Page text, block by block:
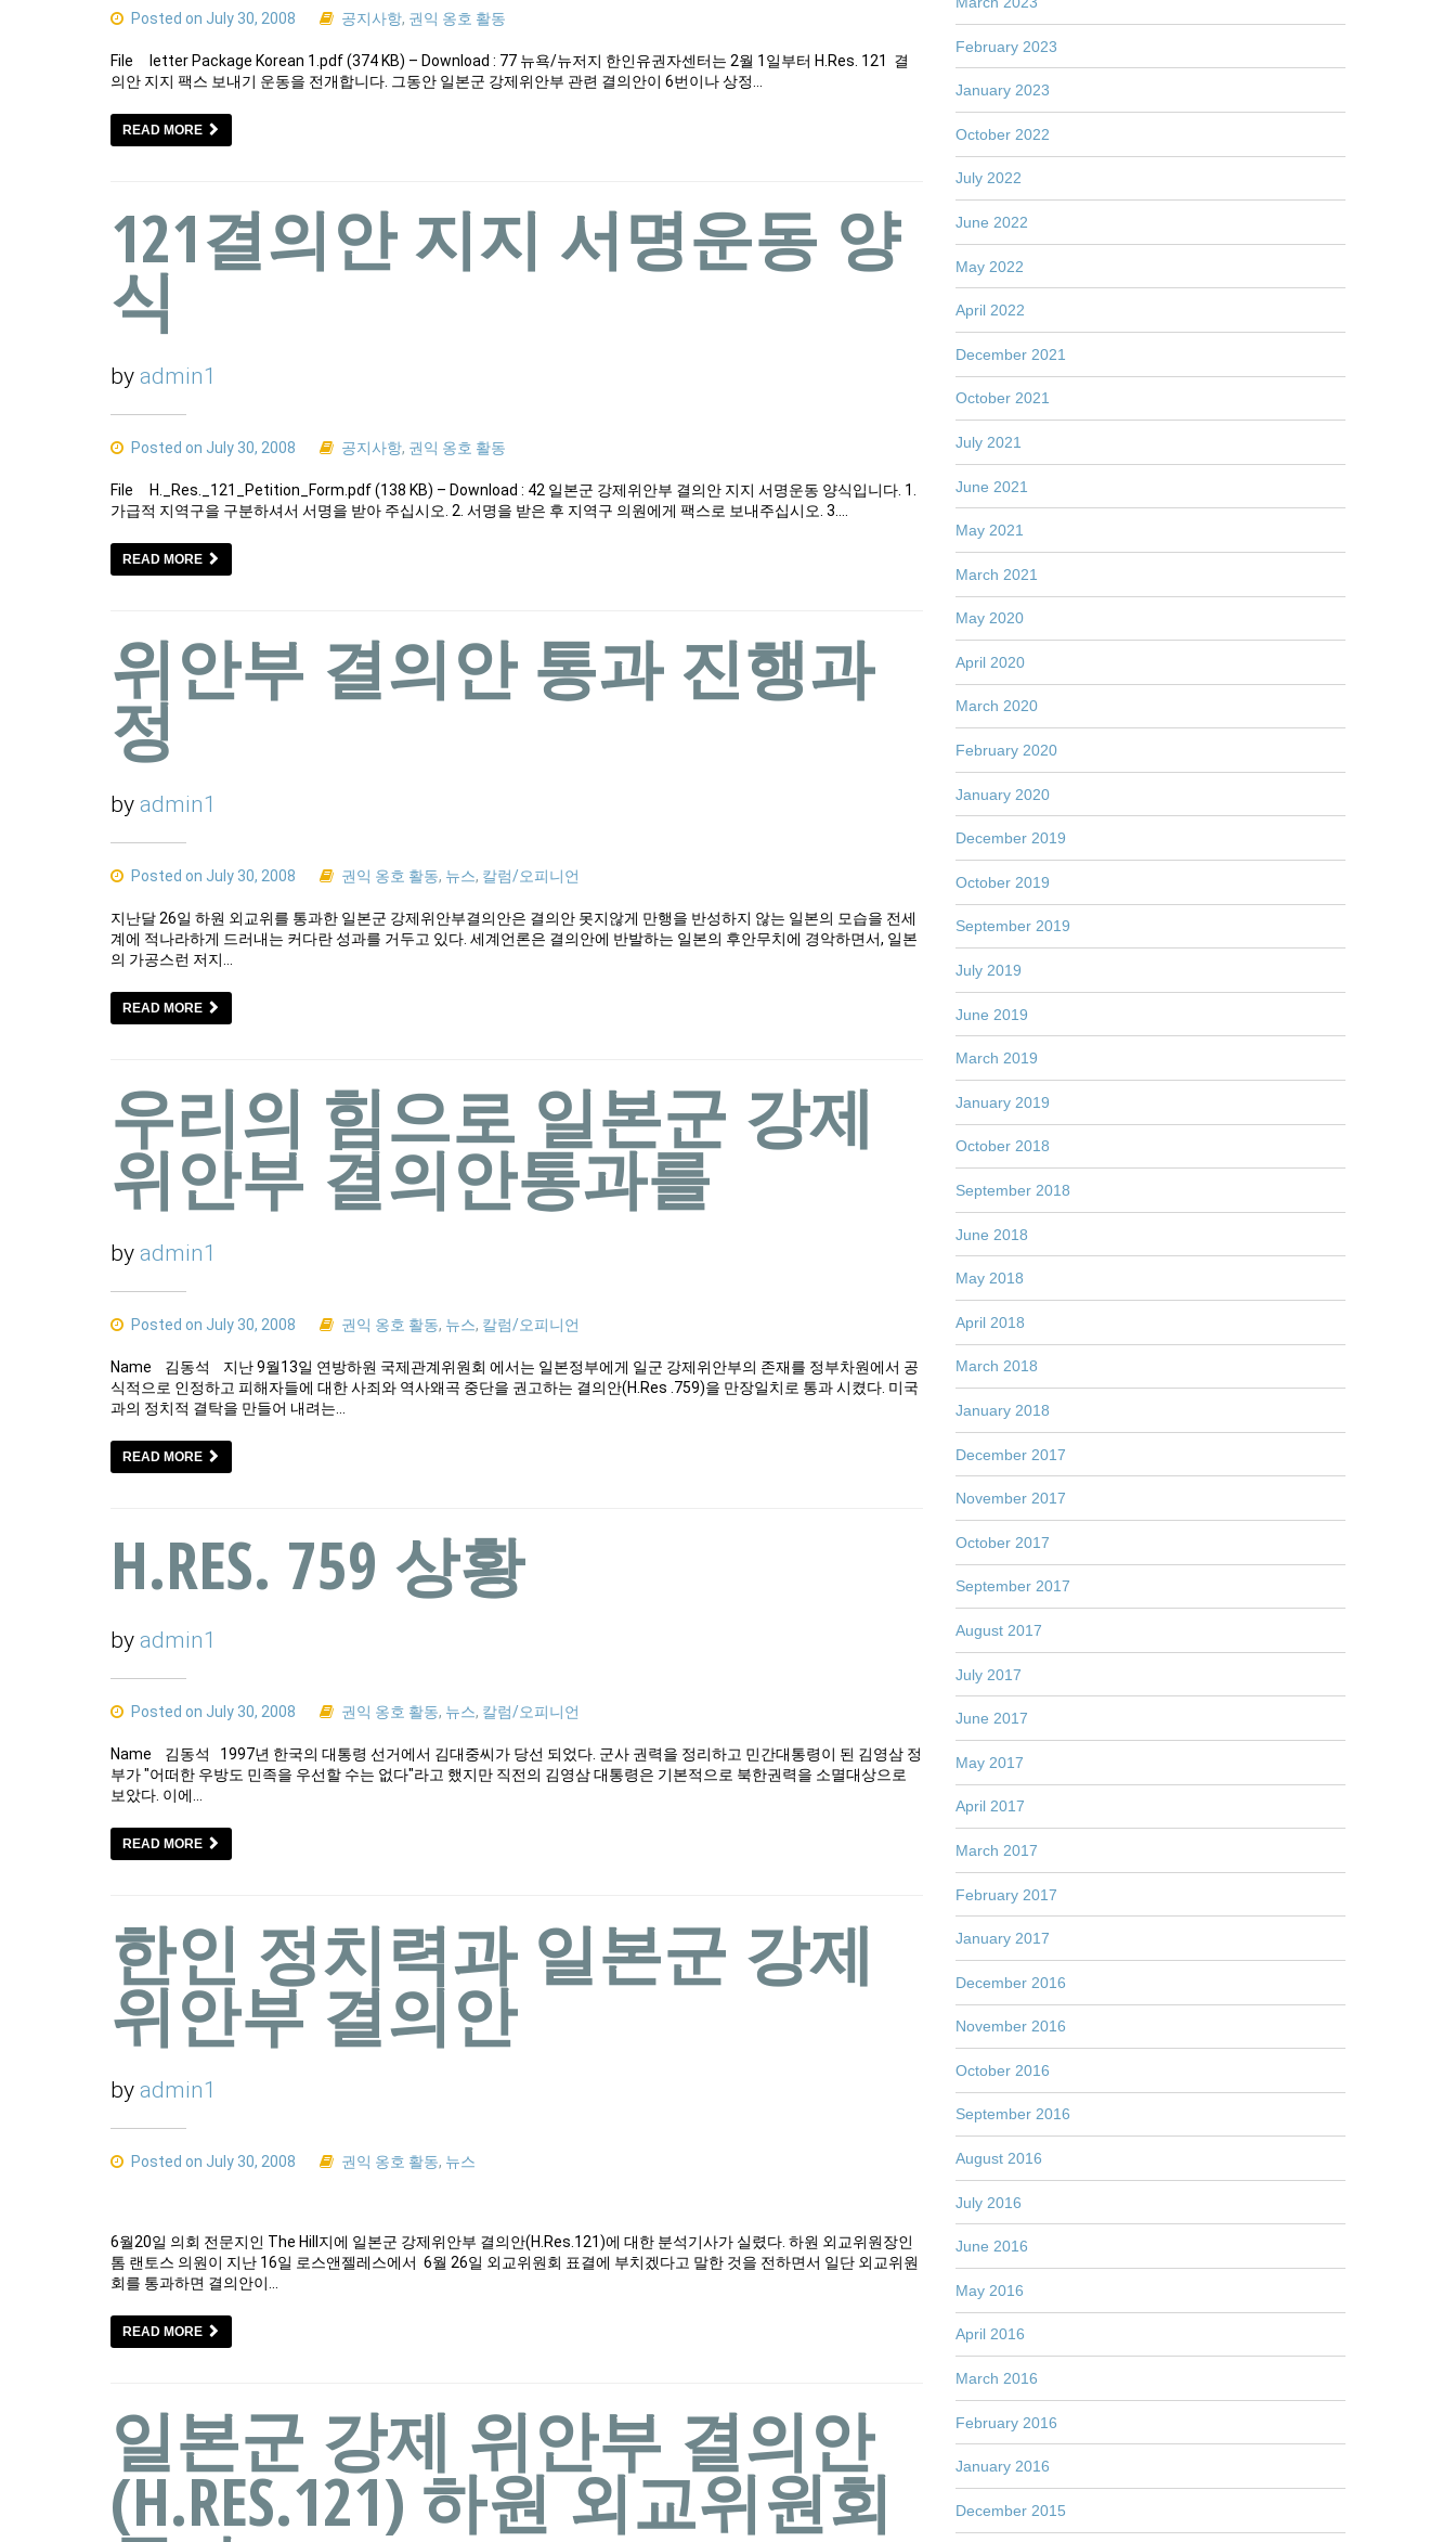
Posted on July 30, 2008 공지사항, 권익 옹호 활동
File letter Package Korean 1.pdf (374 KB) – Download : 77 뉴욕/뉴저지 한인유권자센터는 2월 1일부터 H.Res. 121 결
의안 지지 팩스 보내기 운동을 전개합니다. 그동안 일본군 강제위안부 관련 결의안이 6번이나 상정…
READ MORE
121결의안 지지 서명운동 양
식
by admin1
Posted on July 30, 2008 공지사항, 권익 옹호 활동
File H._Res._121_Petition_Form.pdf (138 KB) – Download : 42 일본군 강제위안부 결의안 지지 서명운동 양식입니다. 1.
가급적 지역구을 구분하셔서 서명을 받아 주십시오. 2. 서명을 받은 후 지역구 의원에게 팩스로 보내주십시오. 3.…
READ MORE
위안부 결의안 통과 진행과
정
by admin1
Posted on July 30, 2008 권익 옹호 활동, 뉴스, 칼럼/오피니언
지난달 26일 하원 외교위를 통과한 일본군 강제위안부결의안은 결의안 못지않게 만행을 반성하지 않는 일본의 모습을 전세
계에 적나라하게 드러내는 커다란 성과를 거두고 있다. 세계언론은 결의안에 반발하는 일본의 후안무치에 경악하면서, 일본
의 가공스런 저지…
READ MORE
우리의 힘으로 일본군 강제
위안부 결의안통과를
by admin1
Posted on July 30, 2008 권익 옹호 활동, 뉴스, 칼럼/오피니언
Name 김동석 지난 9월13일 연방하원 국제관계위원회 에서는 일본정부에게 일군 강제위안부의 존재를 정부차원에서 공
식적으로 인정하고 피해자들에 대한 사죄와 역사왜곡 중단을 권고하는 결의안(H.Res .759)을 만장일치로 통과 시켰다. 미국
과의 정치적 결탁을 만들어 내려는…
READ MORE
H.RES. 759 상황
by admin1
Posted on July 30, 2008 권익 옹호 활동, 뉴스, 칼럼/오피니언
Name 김동석 1997년 한국의 대통령 선거에서 김대중씨가 당선 되었다. 군사 권력을 정리하고 민간대통령이 된 김영삼 정
부가 "어떠한 우방도 민족을 우선할 수는 없다"라고 했지만 직전의 김영삼 대통령은 기본적으로 북한권력을 소멸대상으로
보았다. 이에…
READ MORE
한인 정치력과 일본군 강제
위안부 결의안
by admin1
Posted on July 30, 2008 권익 옹호 활동, 뉴스
6월20일 의회 전문지인 The Hill지에 일본군 강제위안부 결의안(H.Res.121)에 대한 분석기사가 실렸다. 하원 외교위원장인
톰 랜토스 의원이 지난 16일 로스앤젤레스에서 6월 26일 외교위원회 표결에 부치겠다고 말한 것을 전하면서 일단 외교위원
회를 통과하면 결의안이…
READ MORE
일본군 강제 위안부 결의안
(H.RES.121) 하원 외교위원회
February 2023
January 2023
October 2022
July 2022
June 2022
May 2022
April 2022
December 2021
October 2021
July 2021
June 2021
May 2021
March 2021
May 2020
April 2020
March 2020
February 2020
January 2020
December 2019
October 2019
September 2019
July 2019
June 2019
March 2019
January 2019
October 2018
September 2018
June 2018
May 2018
April 2018
March 2018
January 2018
December 2017
November 2017
October 2017
September 2017
August 2017
July 2017
June 2017
May 2017
April 2017
March 2017
February 2017
January 2017
December 2016
November 2016
October 2016
September 2016
August 2016
July 2016
June 2016
May 2016
April 2016
March 2016
February 2016
January 2016
December 2015